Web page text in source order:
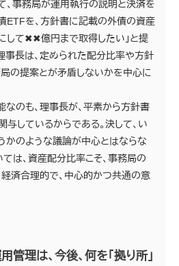
、事務局が運用執行の説明と決済を
ETFを、方針書に記載の外債の資産
して✖✖億円まで取得したい」と提
事長は、定められた配分比率や方針
の提案とが矛盾しないかを中心に
なのも、理事長が、平素から方針書
しているからである。決して、い
かのような議論が中心とはならな
は、資産配分比率こそ、事務局の
経済合理的で、中心的かつ共通の意
理は、今後、何を「拠り所」